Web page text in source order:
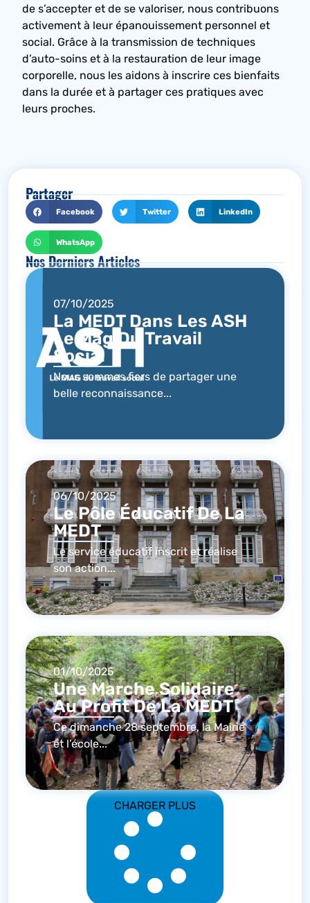
de s’accepter et de se valoriser, nous contribuons
activement à leur épanouissement personnel et
social. Grâce à la transmission de techniques
d’auto-soins et à la restauration de leur image
corporelle, nous les aidons à inscrire ces bienfaits
dans la durée et à partager ces pratiques avec
leurs proches.
Partager
Facebook Twitter LinkedIn
WhatsApp
Nos Derniers Articles
07/10/2025
La MEDT Dans Les ASH
Le Mag Du Travail
Social
Nous sommes fiers de partager une
belle reconnaissance...
06/10/2025
Le Pôle Éducatif De La
MEDT
Le service éducatif inscrit et réalise
son action...
01/10/2025
Une Marche Solidaire
Au Profit De La MEDT
Ce dimanche 28 septembre, la Mairie
et l’école...
CHARGER PLUS